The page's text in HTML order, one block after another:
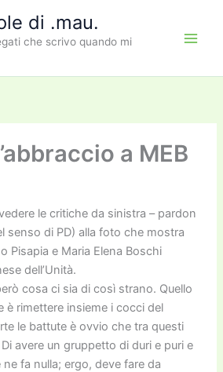
di .mau.
che scrivo quando mi
a MEB
le critiche da sinistra – pardon
senso di PD) alla foto che mostra
Pisapia e Maria Elena Boschi
dell’Unità.
cosa ci sia di così strano. Quello
è rimettere insieme i cocci del
le battute è ovvio che tra questi
Di avere un gruppetto di duri e puri e
fa nulla; ergo, deve fare da